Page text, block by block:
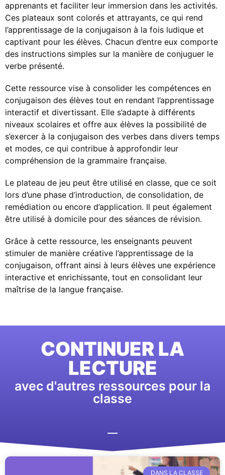
apprenants et faciliter leur immersion dans les activités.
Ces plateaux sont colorés et attrayants, ce qui rend
l’apprentissage de la conjugaison à la fois ludique et
captivant pour les élèves. Chacun d’entre eux comporte
des instructions simples sur la manière de conjuguer le
verbe présenté.
Cette ressource vise à consolider les compétences en
conjugaison des élèves tout en rendant l’apprentissage
interactif et divertissant. Elle s’adapte à différents
niveaux scolaires et offre aux élèves la possibilité de
s’exercer à la conjugaison des verbes dans divers temps
et modes, ce qui contribue à approfondir leur
compréhension de la grammaire française.
Le plateau de jeu peut être utilisé en classe, que ce soit
lors d’une phase d’introduction, de consolidation, de
remédiation ou encore d’application. Il peut également
être utilisé à domicile pour des séances de révision.
Grâce à cette ressource, les enseignants peuvent
stimuler de manière créative l’apprentissage de la
conjugaison, offrant ainsi à leurs élèves une expérience
interactive et enrichissante, tout en consolidant leur
maîtrise de la langue française.
CONTINUER LA
LECTURE
avec d'autres ressources pour la
classe
DANS LA CLASSE